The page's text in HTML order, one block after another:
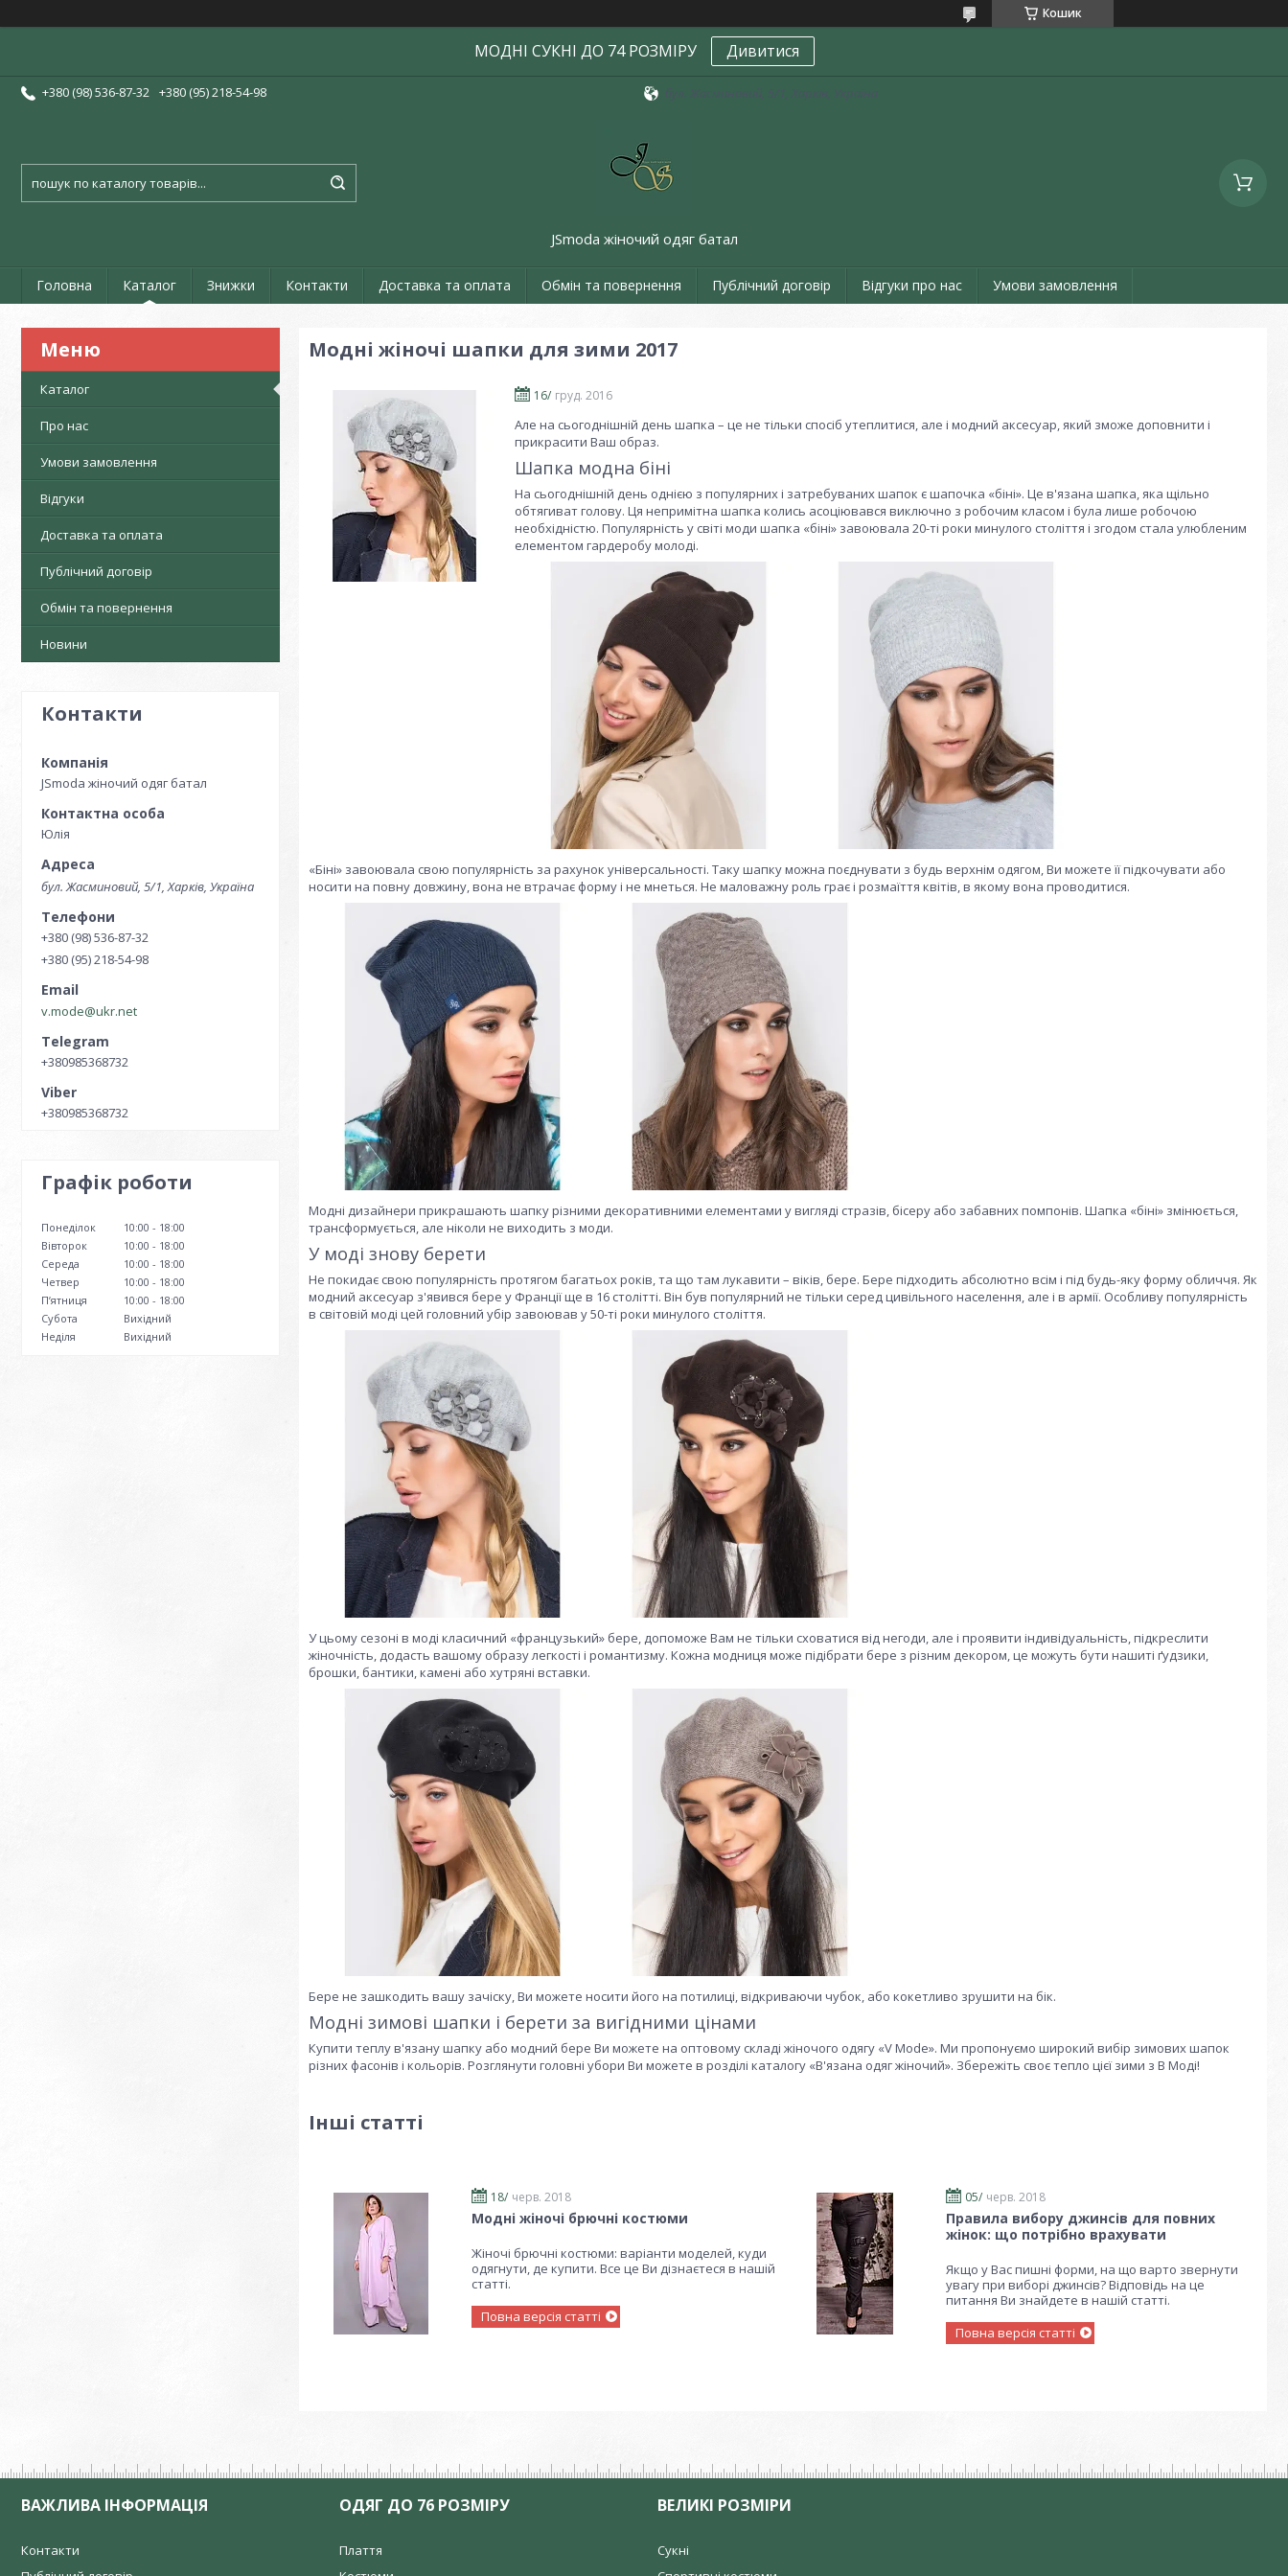
Кошик
МОДНІ СУКНІ ДО 74 РОЗМІРУ Дивитися
+380 (98) 536-87-32 +380 (95) 218-54-98
JSmoda жіночий одяг батал
Головна Каталог Знижки Контакти Доставка та оплата Обмін та повернення Публічний договір Відгуки про нас Умови замовлення
Каталог
Про нас
Умови замовлення
Відгуки
Доставка та оплата
Публічний договір
Обмін та повернення
Новини
Контакти
JSmoda жіночий одяг батал
Юлія
бул. Жасминовий, 5/1, Харків, Україна
+380 (98) 536-87-32
+380 (95) 218-54-98
v.mode@ukr.net
+380985368732
+380985368732
Графік роботи
Понеділок 10:00
18:00
Вівторок
10:00
18:00
Середа
10:00
18:00
Четвер
10:00
18:00
Пʼятниця
10:00
18:00
Субота
Вихідний
Неділя
Вихідний
Модні жіночі шапки для зими 2017
16/ груд. 2016
Але на сьогоднішній день шапка – це не тільки спосіб утеплитися, але і модний аксесуар, який зможе доповнити і
прикрасити Ваш образ.
Шапка модна біні
На сьогоднішній день однією з популярних і затребуваних шапок є шапочка «біні». Це в'язана шапка, яка щільно
обтягиват голову. Ця непримітна шапка колись асоціювався виключно з робочим класом і була лише робочою
необхідністю. Популярність у світі моди шапка «біні» завоювала 20-ті роки минулого століття і згодом стала улюбленим
елементом гардеробу молоді.
«Біні» завоювала свою популярність за рахунок універсальності. Таку шапку можна поєднувати з будь верхнім одягом, Ви можете її підкочувати або
носити на повну довжину, вона не втрачає форму і не мнеться. Не маловажну роль грає і розмаїття квітів, в якому вона проводитися.
Модні дизайнери прикрашають шапку різними декоративними елементами у вигляді стразів, бісеру або забавних помпонів. Шапка «біні» змінюється,
трансформується, але ніколи не виходить з моди.
У моді знову берети
Не покидає свою популярність протягом багатьох років, та що там лукавити – віків, бере. Бере підходить абсолютно всім і під будь-яку форму обличчя. Як
модний аксесуар з'явився бере у Франції ще в 16 столітті. Він був популярний не тільки серед цивільного населення, але і в армії. Особливу популярність
в світовій моді цей головний убір завоював у 50-ті роки минулого століття.
У цьому сезоні в моді класичний «французький» бере, допоможе Вам не тільки сховатися від негоди, але і проявити індивідуальність, підкреслити
жіночність, додасть вашому образу легкості і романтизму. Кожна модниця може підібрати бере з різним декором, це можуть бути нашиті ґудзики,
брошки, бантики, камені або хутряні вставки.
Бере не зашкодить вашу зачіску, Ви можете носити його на потилиці, відкриваючи чубок, або кокетливо зрушити на бік.
Модні зимові шапки і берети за вигідними цінами
Купити теплу в'язану шапку або модний бере Ви можете на оптовому складі жіночого одягу «V Mode». Ми пропонуємо широкий вибір зимових шапок
різних фасонів і кольорів. Розглянути головні убори Ви можете в розділі каталогу «В'язана одяг жіночий». Збережіть своє тепло цієї зими з В Моді!
Інші статті
18/ черв. 2018
Модні жіночі брючні костюми
Жіночі брючні костюми: варіанти моделей, куди
одягнути, де купити. Все це Ви дізнаєтеся в нашій
статті.
Повна версія статті
05/ черв. 2018
Правила вибору джинсів для повних
жінок: що потрібно врахувати
Якщо у Вас пишні форми, на що варто звернути
увагу при виборі джинсів? Відповідь на це
питання Ви знайдете в нашій статті.
Повна версія статті
ВАЖЛИВА ІНФОРМАЦІЯ
Контакти
ОДЯГ ДО 76 РОЗМІРУ
Плаття
ВЕЛИКІ РОЗМІРИ
Сукні